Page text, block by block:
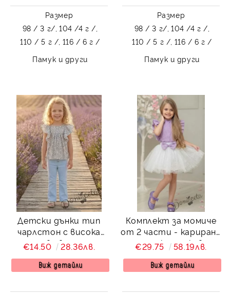
Размер
98 / 3 г/, 104 /4 г /,
110 / 5 г /, 116 / 6 г /
Памук и други
Размер
98 / 3 г/, 104 /4 г /,
110 / 5 г /, 116 / 6 г /
Памук и други
Детски дънки тип
чарлстон с висока
талия в светлосин
цвят
€14.50 28.36лв.
Виж детайли
Комплект за момиче
от 2 части - карирана
риза с къс ръкав и
туту пола в бяло
€29.75 58.19лв.
Виж детайли